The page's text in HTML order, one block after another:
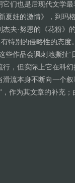
它们也是后现代文学
夏娃的激情》，到玛
杰夫·努恩的《花粉》
有特别的侵略性的态
些作品会讽刺地撕扯
行，但实际上它在科
流本身不断向一个叙
，作为其文章的补充